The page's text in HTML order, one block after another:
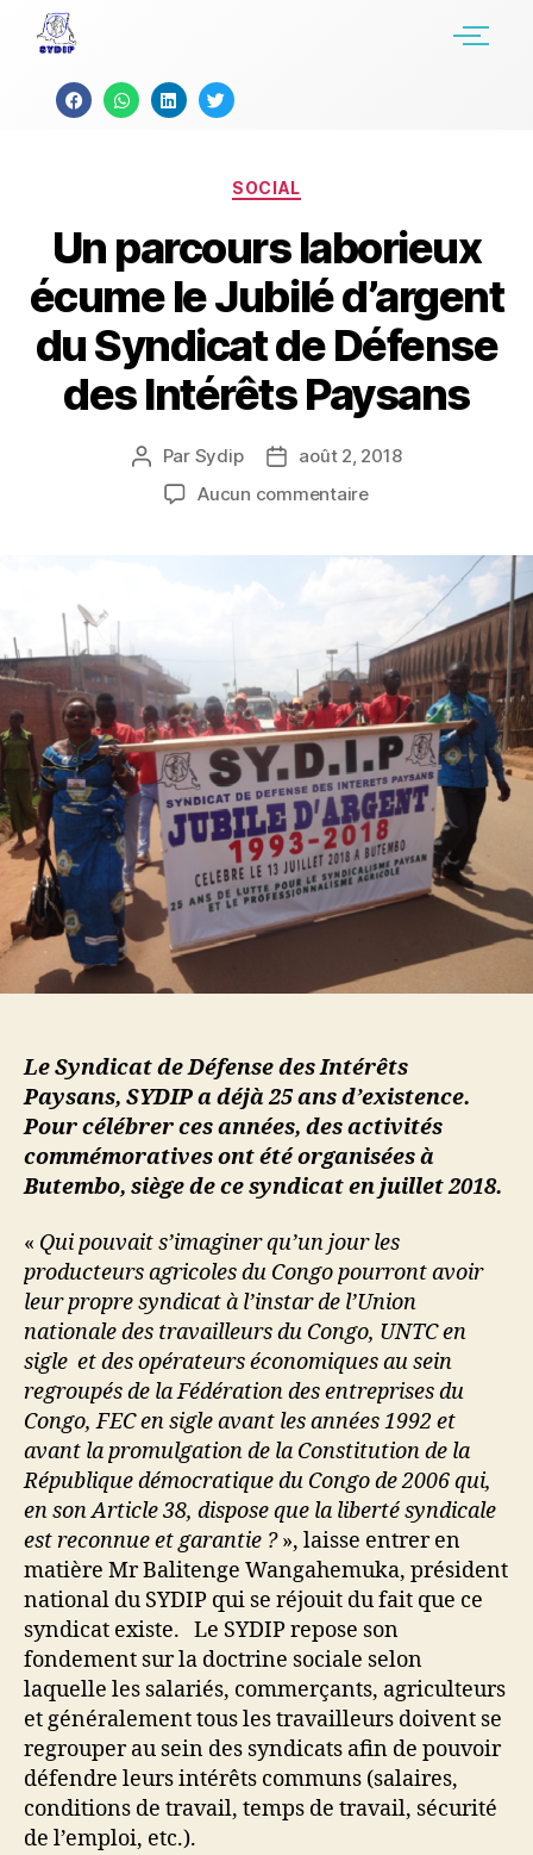
SOCIAL
Un parcours laborieux
écume le Jubilé d’argent
du Syndicat de Défense
des Intérêts Paysans
Par Sydip
août 2, 2018
Aucun commentaire
Le Syndicat de Défense des Intérêts
Paysans, SYDIP a déjà 25 ans d’existence.
Pour célébrer ces années, des activités
commémoratives ont été organisées à
Butembo, siège de ce syndicat en juillet 2018.
« Qui pouvait s’imaginer qu’un jour les
producteurs agricoles du Congo pourront avoir
leur propre syndicat à l’instar de l’Union
nationale des travailleurs du Congo, UNTC en
sigle et des opérateurs économiques au sein
regroupés de la Fédération des entreprises du
Congo, FEC en sigle avant les années 1992 et
avant la promulgation de la Constitution de la
République démocratique du Congo de 2006 qui,
en son Article 38, dispose que la liberté syndicale
est reconnue et garantie ?», laisse entrer en
matière Mr Balitenge Wangahemuka, président
national du SYDIP qui se réjouit du fait que ce
syndicat existe. Le SYDIP repose son
fondement sur la doctrine sociale selon
laquelle les salariés, commerçants, agriculteurs
et généralement tous les travailleurs doivent se
regrouper au sein des syndicats afin de pouvoir
défendre leurs intérêts communs (salaires,
conditions de travail, temps de travail, sécurité
de l’emploi, etc.).